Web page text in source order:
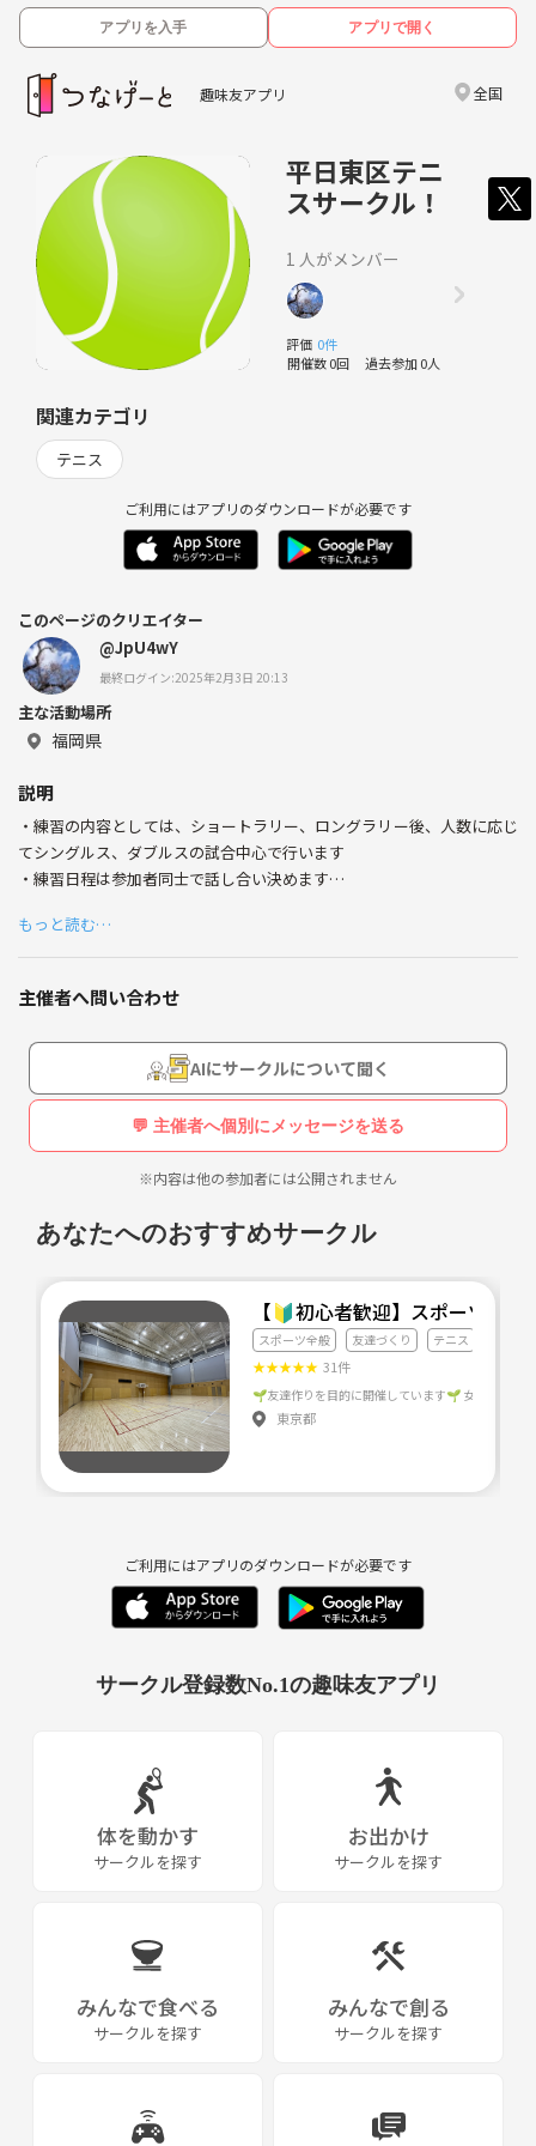
アプリを入手 アプリで開く
趣味友アプリ 全国
平日東区テニ
スサークル！
1 人がメンバー
評価 0件
開催数 0回 過去参加 0人
関連カテゴリ
テニス
ご利用にはアプリのダウンロードが必要です
このページのクリエイター
@JpU4wY
最終ログイン:2025年2月3日 20:13
主な活動場所
福岡県
説明
・練習の内容としては、ショートラリー、ロングラリー後、人数に応じ
てシングルス、ダブルスの試合中心で行います
・練習日程は参加者同士で話し合い決めます
習への変更等、受け付けております。
・テニスレベルは初中級以上です。
・参加費はコート代を人数で割った額となります。
・一回だけの参加も可能です
※試合や練習を円滑に進める為、初心者の方はご遠慮ください🙇⤵️
もっと読む…
主催者へ問い合わせ
AIにサークルについて聞く
💬 主催者へ個別にメッセージを送る
※内容は他の参加者には公開されません
あなたへのおすすめサークル
【🔰初心者歓迎】スポーツク
スポーツ全般 友達づくり テニス
★★★★★ 31件
東京都
ご利用にはアプリのダウンロードが必要です
サークル登録数No.1の趣味友アプリ
体を動かす
サークルを探す
お出かけ
サークルを探す
みんなで食べる
サークルを探す
みんなで創る
サークルを探す